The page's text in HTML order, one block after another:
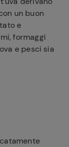
un buon
e
formaggi
e pesci sia